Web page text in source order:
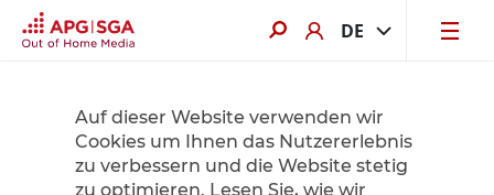
DE
Auf dieser Website verwenden wir
Cookies um Ihnen das Nutzererlebnis
zu verbessern und die Website stetig
zu optimieren. Lesen Sie, wie wir